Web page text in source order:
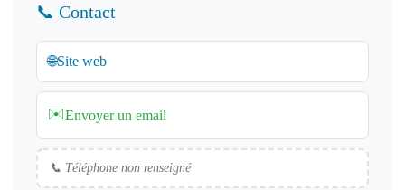
📞 Contact
🌐Site web
✉️Envoyer un email
📞 Téléphone non renseigné